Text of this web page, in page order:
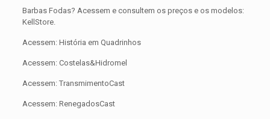
Barbas Fodas? Acessem e consultem os preços e os modelos:
KellStore.
Acessem: História em Quadrinhos
Acessem: Costelas&Hidromel
Acessem: TransmimentoCast
Acessem: RenegadosCast